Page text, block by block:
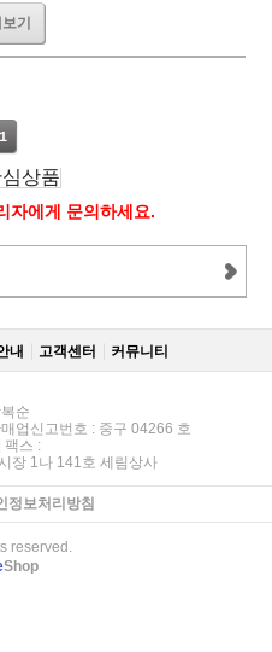
기
상품
자에게 문의하세요.
내 고객센터 커뮤니티
순
업신고번호 : 중구 04266 호
팩스 :
장 1나 141호 세림상사
정보처리방침
reserved.
Shop